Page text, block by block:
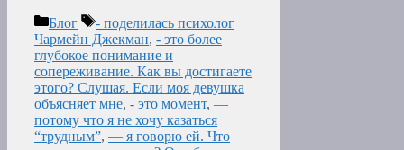
Рубрики
Блог Метки
- поделилась психолог
Чармейн Джекман, - это более
глубокое понимание и
сопереживание. Как вы достигаете
этого? Слушая. Если моя девушка
объясняет мне, - это момент, —
потому что я не хочу казаться
“трудным”, — я говорю ей. Что